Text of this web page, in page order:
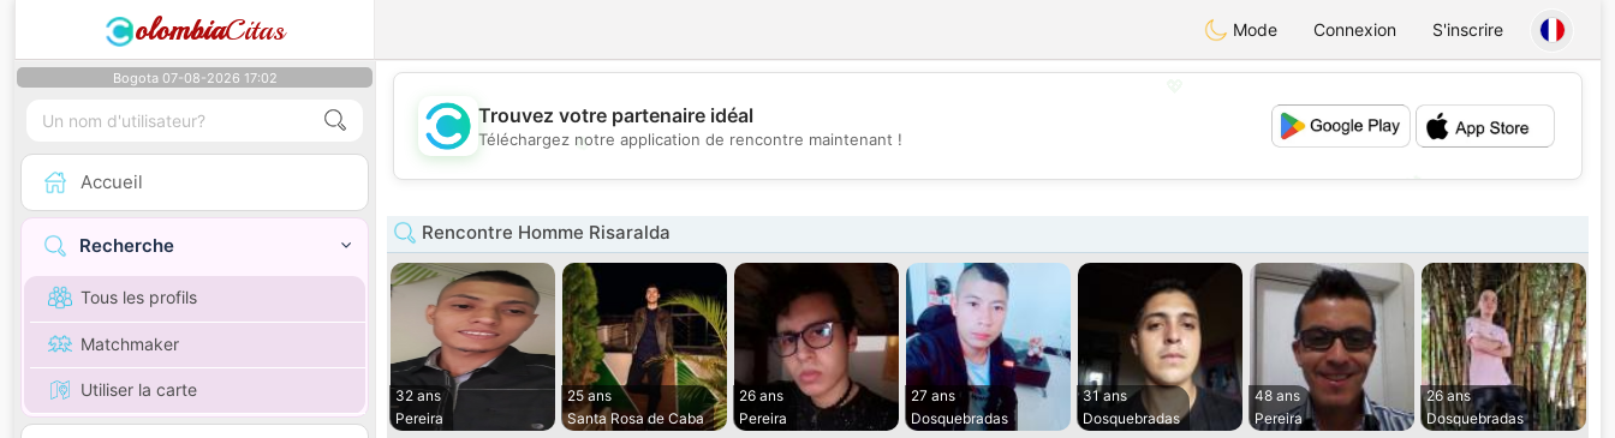
olombiaCitas Mode Connexion S'inscrire
Bogota 07-08-2026 17:02
Accueil
Recherche
Tous les profils
Matchmaker
Utiliser la carte
💖
Trouvez votre partenaire idéal
Téléchargez notre application de rencontre maintenant !
Rencontre Homme Risaralda
32 ans
Pereira
25 ans
Santa Rosa de Caba
26 ans
Pereira
27 ans
Dosquebradas
31 ans
Dosquebradas
48 ans
Pereira
26 ans
Dosquebradas